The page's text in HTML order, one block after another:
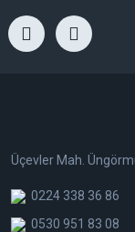
Üçevler Mah.
0224 338 36 86
0530 951 83 08